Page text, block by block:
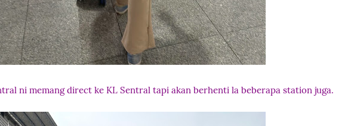
ni memang direct ke KL Sentral tapi akan berhenti la beberapa station juga.